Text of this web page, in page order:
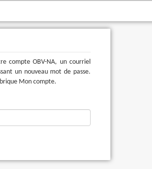
compte OBV-NA, un courriel
réservé, rubrique Mon compte.